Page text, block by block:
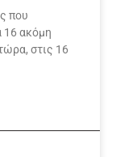
που
16 ακόμη
στις 16